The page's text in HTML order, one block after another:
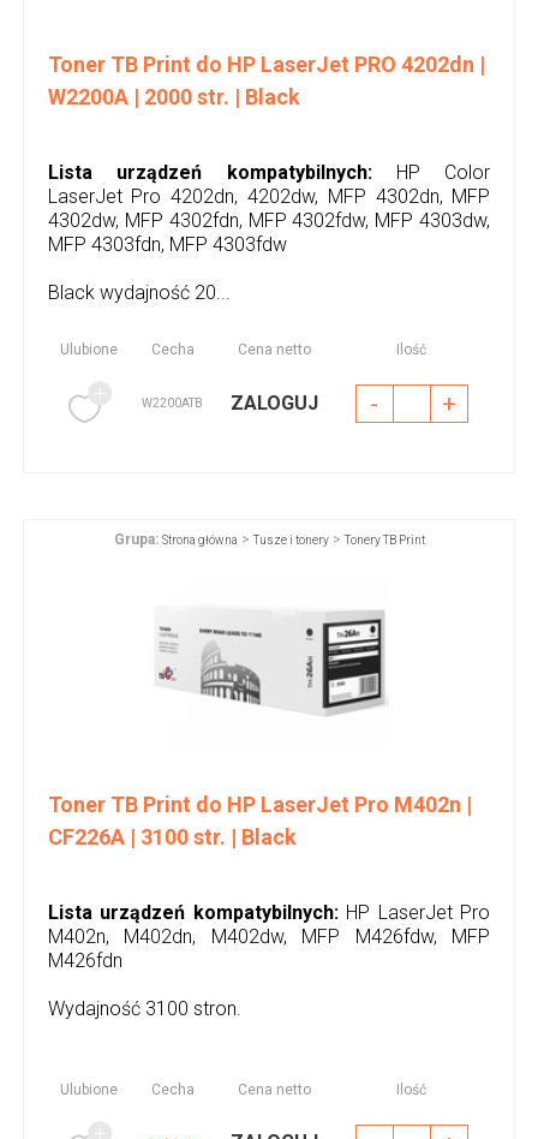
Toner TB Print do HP LaserJet PRO 4202dn |
W2200A | 2000 str. | Black
Lista urządzeń kompatybilnych: HP Color
LaserJet Pro 4202dn, 4202dw, MFP 4302dn, MFP
4302dw, MFP 4302fdn, MFP 4302fdw, MFP 4303dw,
MFP 4303fdn, MFP 4303fdw
Black wydajność 20...
Ulubione Cecha Cena netto Ilość
W2200ATB ZALOGUJ - +
Grupa: Strona główna >Tusze i tonery>Tonery TB Print
Toner TB Print do HP LaserJet Pro M402n |
CF226A | 3100 str. | Black
Lista urządzeń kompatybilnych: HP LaserJet Pro
M402n, M402dn, M402dw, MFP M426fdw, MFP
M426fdn
Wydajność 3100 stron.
Ulubione Cecha Cena netto Ilość